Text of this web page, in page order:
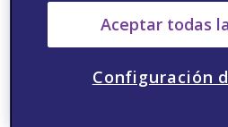
Aceptar todas
Configuración